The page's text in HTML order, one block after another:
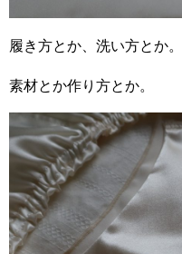
履き方とか、洗い方とか。
素材とか作り方とか。